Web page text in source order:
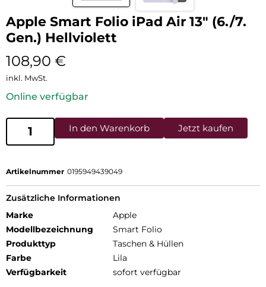
Apple Smart Folio iPad Air 13″ (6./7.
Gen.) Hellviolett
108,90 €
inkl. MwSt.
Online verfügbar
In den Warenkorb Jetzt kaufen
Artikelnummer 0195949439049
Zusätzliche Informationen
Marke
Apple
Modellbezeichnung
Smart Folio
Produkttyp
Taschen & Hüllen
Farbe
Lila
Verfügbarkeit
sofort verfügbar